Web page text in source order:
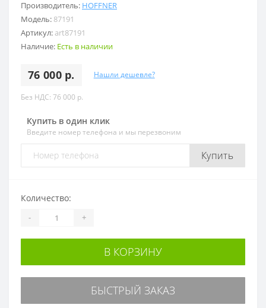
Производитель: HOFFNER
Модель: 87191
Артикул: art87191
Наличие: Есть в наличии
76 000 р. Нашли дешевле?
Без НДС: 76 000 р.
Купить в один клик
Введите номер телефона и мы перезвоним
Купить
Количество:
- +
В КОРЗИНУ
БЫСТРЫЙ ЗАКАЗ